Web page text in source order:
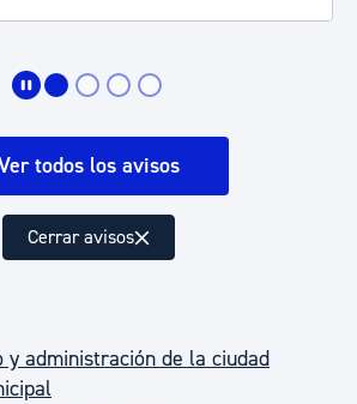
todos los avisos
Cerrar avisos
y administración de la ciudad